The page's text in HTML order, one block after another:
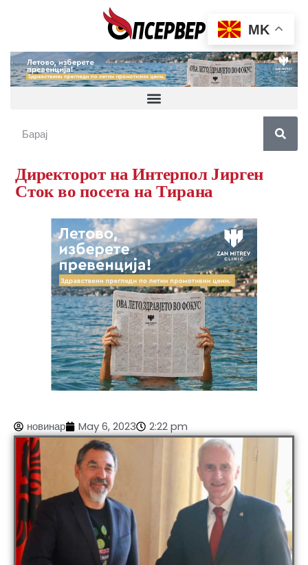
Директорот на Интерпол Јирген
Сток во посета на Тирана
новинар May 6, 2023 2:22 pm
MK